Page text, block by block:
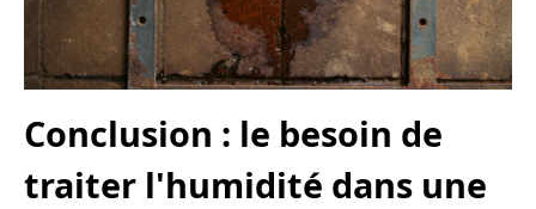
Conclusion : le besoin de
traiter l'humidité dans une